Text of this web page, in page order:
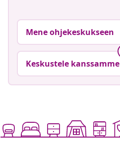
Mene ohjekeskukseen
Keskustele kanssamme